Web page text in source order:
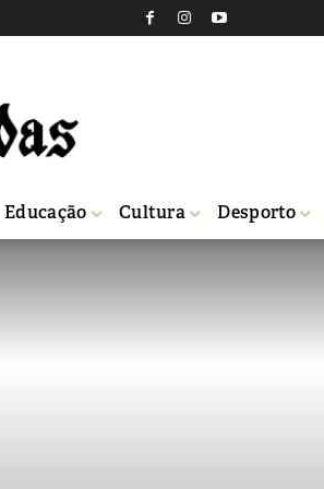
Educação Cultura Desporto